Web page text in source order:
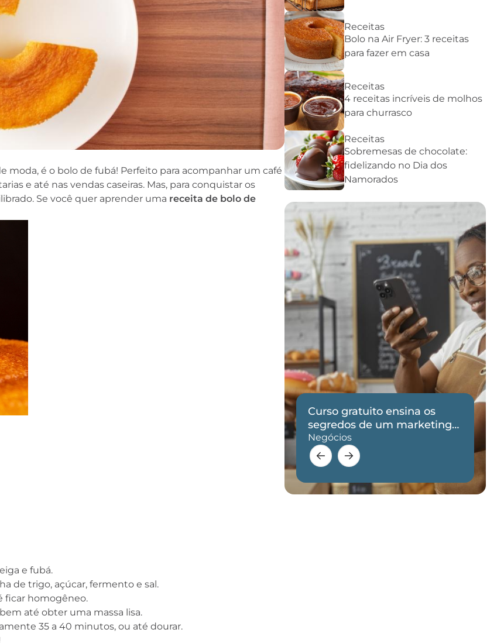
moda, é o bolo de fubá! Perfeito para acompanhar um café
e até nas vendas caseiras. Mas, para conquistar os
Se você quer aprender uma receita de bolo de
e fubá.
de trigo, açúcar, fermento e sal.
ficar homogêneo.
até obter uma massa lisa.
35 a 40 minutos, ou até dourar.
Receitas
Bolo na Air Fryer: 3 receitas
para fazer em casa
Receitas
4 receitas incríveis de molhos
para churrasco
Receitas
Sobremesas de chocolate:
fidelizando no Dia dos
Namorados
Curso gratuito ensina os
segredos de um marketing
eficaz
Negócios